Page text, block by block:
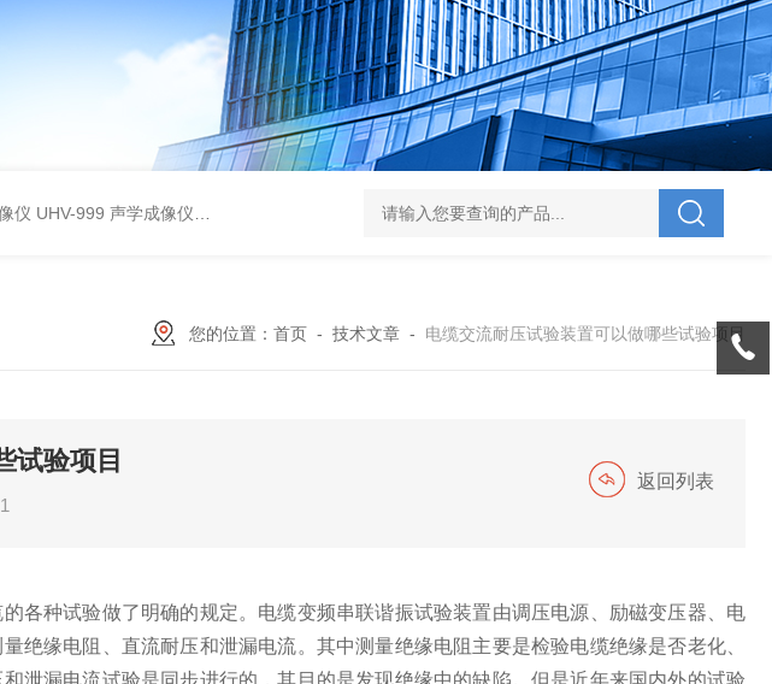
仪 UHV-999 声学成像仪 UHV-995 电力综合试验车 UHV-701 级差配合测试仪 UHV-646 全自动水溶
您的位置： 首页 - 技术文章 - 电缆交流耐压试验装置可以做哪些试验项目
试验项目
返回列表
各种试验做了明确的规定。电缆变频串联谐振试验装置由调压电源、励磁变压器、电
绝缘电阻、直流耐压和泄漏电流。其中测量绝缘电阻主要是检验电缆绝缘是否老化、
泄漏电流试验是同步进行的，其目的是发现绝缘中的缺陷。但是近年来国内外的试验